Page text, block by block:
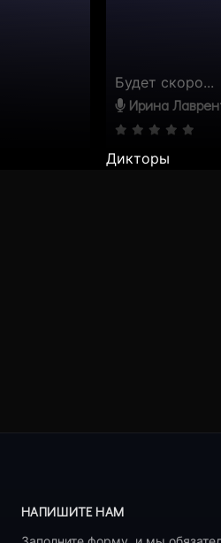
Ирина
Будет скоро...
Дикторы
НАПИШИТЕ НАМ